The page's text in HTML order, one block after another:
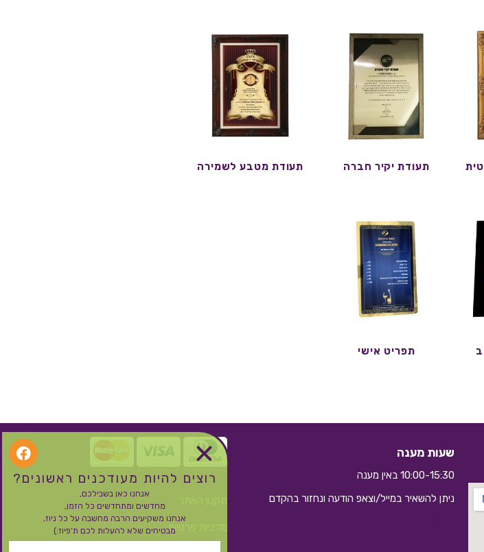
תעודת יקיר חברה תעודת מטבע לשמירה
תפריט אישי
שעות מענה
10:00-15:30 באין מענה
ניתן להשאיר במייל/וצאפ הודעה ונחזור בהקדם
תקנון האתר
מדיניות פרטיות
רוצים להיות מעודכנים ראשונים?
אנחנו כאן בשבילכם,
מחדשים ומתחדשים כל הזמן,
אנחנו משקיעים הרבה מחשבה על כל ניוז,
מבטיחים שלא להעלות לכם ת’פיוז:)